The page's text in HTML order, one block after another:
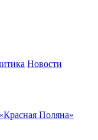
Новости
Поляна»